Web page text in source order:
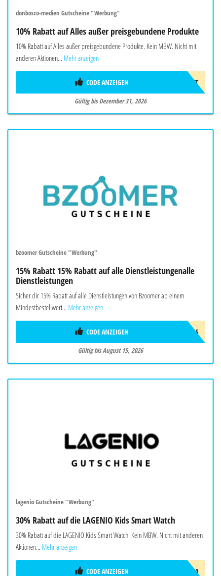
donbosco-medien Gutscheine "Werbung"
10% Rabatt auf Alles außer preisgebundene Produkte
10% Rabatt auf Alles außer preisgebundene Produkte. Kein MBW. Nicht mit
anderen Aktionen... Mehr anzeigen
10%GESCHENKT
CODE ANZEIGEN
Gültig bis Dezember 31, 2026
bzoomer Gutscheine "Werbung"
15% Rabatt 15% Rabatt auf alle Dienstleistungenalle
Dienstleistungen
Sicher dir 15% Rabatt auf alle Dienstleistungen von Bzoomer ab einem
Mindestbestellwert... Mehr anzeigen
SMR15
CODE ANZEIGEN
Gültig bis August 15, 2026
lagenio Gutscheine "Werbung"
30% Rabatt auf die LAGENIO Kids Smart Watch
30% Rabatt auf die LAGENIO Kids Smart Watch. Kein MBW. Nicht mit anderen
Aktionen... Mehr anzeigen
AF30
CODE ANZEIGEN